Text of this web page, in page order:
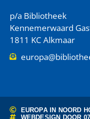
p/a Bibliotheek
Kennemerwaard
1811 KC Alkmaar
EUROPA IN NOORD
WEBDESIGN DOOR